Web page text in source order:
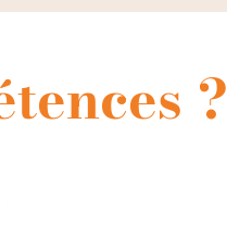
?